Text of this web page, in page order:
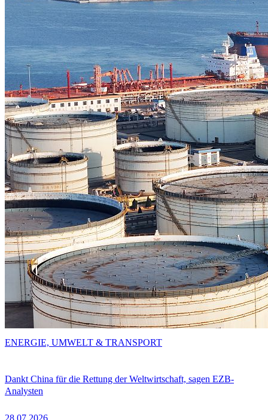
Dankt China für die Rettung der Weltwirtschaft, sagen EZB-
Analysten
ENERGIE, UMWELT & TRANSPORT